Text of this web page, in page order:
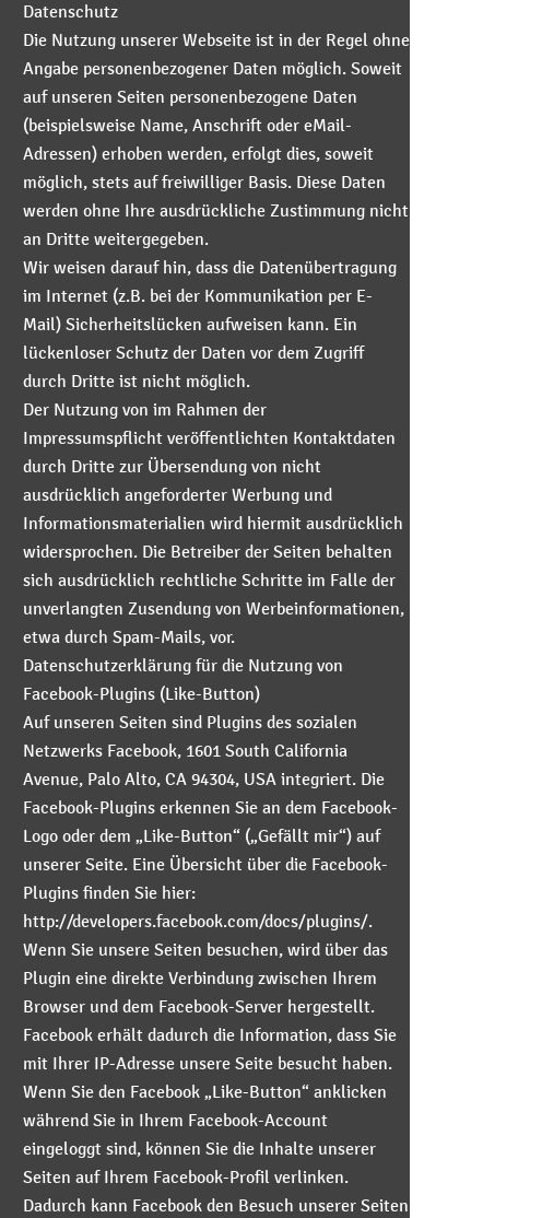
Datenschutz
Die Nutzung unserer Webseite ist in der Regel ohne
Angabe personenbezogener Daten möglich. Soweit
auf unseren Seiten personenbezogene Daten
(beispielsweise Name, Anschrift oder eMail-
Adressen) erhoben werden, erfolgt dies, soweit
möglich, stets auf freiwilliger Basis. Diese Daten
werden ohne Ihre ausdrückliche Zustimmung nicht
an Dritte weitergegeben.
Wir weisen darauf hin, dass die Datenübertragung
im Internet (z.B. bei der Kommunikation per E-
Mail) Sicherheitslücken aufweisen kann. Ein
lückenloser Schutz der Daten vor dem Zugriff
durch Dritte ist nicht möglich.
Der Nutzung von im Rahmen der
Impressumspflicht veröffentlichten Kontaktdaten
durch Dritte zur Übersendung von nicht
ausdrücklich angeforderter Werbung und
Informationsmaterialien wird hiermit ausdrücklich
widersprochen. Die Betreiber der Seiten behalten
sich ausdrücklich rechtliche Schritte im Falle der
unverlangten Zusendung von Werbeinformationen,
etwa durch Spam-Mails, vor.
Datenschutzerklärung für die Nutzung von
Facebook-Plugins (Like-Button)
Auf unseren Seiten sind Plugins des sozialen
Netzwerks Facebook, 1601 South California
Avenue, Palo Alto, CA 94304, USA integriert. Die
Facebook-Plugins erkennen Sie an dem Facebook-
Logo oder dem „Like-Button“ („Gefällt mir“) auf
unserer Seite. Eine Übersicht über die Facebook-
Plugins finden Sie hier:
http://developers.facebook.com/docs/plugins/.
Wenn Sie unsere Seiten besuchen, wird über das
Plugin eine direkte Verbindung zwischen Ihrem
Browser und dem Facebook-Server hergestellt.
Facebook erhält dadurch die Information, dass Sie
mit Ihrer IP-Adresse unsere Seite besucht haben.
Wenn Sie den Facebook „Like-Button“ anklicken
während Sie in Ihrem Facebook-Account
eingeloggt sind, können Sie die Inhalte unserer
Seiten auf Ihrem Facebook-Profil verlinken.
Dadurch kann Facebook den Besuch unserer Seiten